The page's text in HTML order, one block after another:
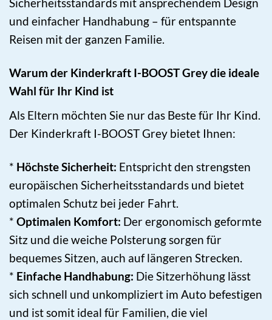
und einfacher Handhabung – für entspannte
Reisen mit der ganzen Familie.
Warum der Kinderkraft I-BOOST Grey die ideale
Wahl für Ihr Kind ist
Als Eltern möchten Sie nur das Beste für Ihr Kind.
Der Kinderkraft I-BOOST Grey bietet Ihnen:
* Höchste Sicherheit: Entspricht den strengsten
europäischen Sicherheitsstandards und bietet
optimalen Schutz bei jeder Fahrt.
* Optimalen Komfort: Der ergonomisch geformte
Sitz und die weiche Polsterung sorgen für
bequemes Sitzen, auch auf längeren Strecken.
* Einfache Handhabung: Die Sitzerhöhung lässt
sich schnell und unkompliziert im Auto befestigen
und ist somit ideal für Familien, die viel